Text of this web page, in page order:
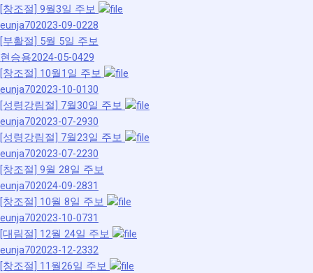
[창조절] 9월3일 주보
eunja702023-09-0228
[부활절] 5월 5일 주보
현승용2024-05-0429
[창조절] 10월1일 주보
eunja702023-10-0130
[성령강림절] 7월30일 주보
eunja702023-07-2930
[성령강림절] 7월23일 주보
eunja702023-07-2230
[창조절] 9월 28일 주보
eunja702024-09-2831
[창조절] 10월 8일 주보
eunja702023-10-0731
[대림절] 12월 24일 주보
eunja702023-12-2332
[창조절] 11월26일 주보